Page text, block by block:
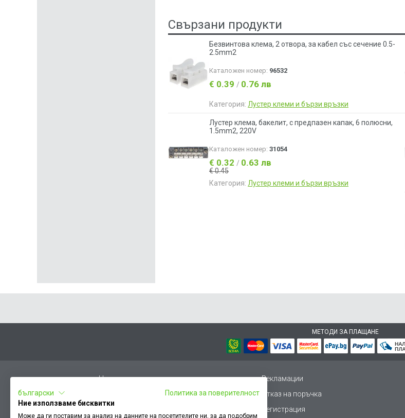
Свързани продукти
Безвинтова клема, 2 отвора, за кабел със сечение 0.5-
2.5mm2
Каталожен номер: 96532
€ 0.39 / 0.76 лв
Категория: Лустер клеми и бързи връзки
Лустер клема, бакелит, с предпазен капак, 6 полюсни,
1.5mm2, 220V
Каталожен номер: 31054
€ 0.32 / 0.63 лв
€ 0.45
Категория: Лустер клеми и бързи връзки
МЕТОДИ ЗА ПЛАЩАНЕ
Начало Рекламации
Отказ на поръчка
Регистрация
български
Политика за поверителност
Ние използваме бисквитки
Може да ги поставим за анализ на данните на посетителите ни, за да подобрим